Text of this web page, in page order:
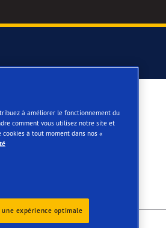
à améliorer le fonctionnement du
comment vous utilisez notre site et
à tout moment dans nos «
expérience optimale